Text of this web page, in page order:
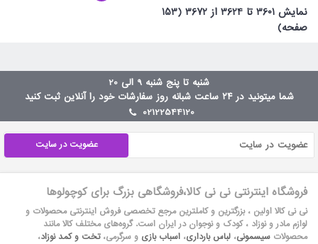
نمايش 3601 تا 3624 از 3672 (153
صفحه)
شنبه تا پنج شنبه 9 الی 20
شما میتونید در ۲۴ ساعت شبانه روز سفارشات خود را آنلاین ثبت کنید
02122544120
عضویت در سایت
فروشگاه اینترنتی نی نی کالا،فروشگاهی بزرگ برای کوچولوها
نی نی کالا اولین ، بزرگترین و کاملترین مرجع تخصصی فروش اینترنتی محصولات و
لوازم مادر و نوزاد ، کودک و نوجوان در ایران است. گروه‏‏‌های مختلف کالا مانند
محصولات سیسمونی، لباس بارداری، اسباب بازی و سرگرمی،تخت و کمد نوزاد،